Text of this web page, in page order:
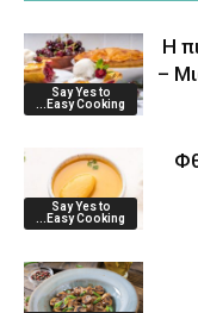
Say Yes to
...Easy Cooking
Η
–
Say Yes to
...Easy Cooking